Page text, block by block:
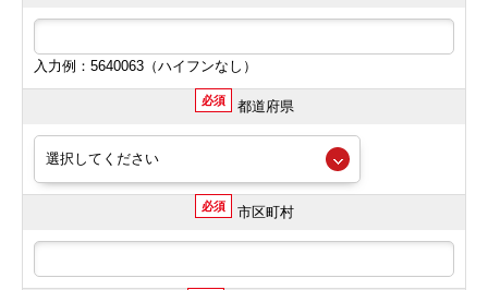
入力例：5640063（ハイフンなし）
必須 都道府県
必須 市区町村